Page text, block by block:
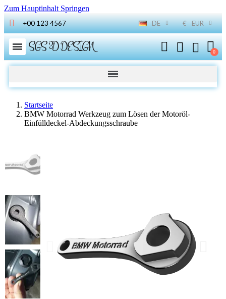
Zum Hauptinhalt Springen
+00 123 4567 DE € EUR
SGS 3D DESIGN
Startseite
BMW Motorrad Werkzeug zum Lösen der Motoröl-
Einfülldeckel-Abdeckungsschraube